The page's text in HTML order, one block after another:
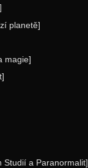
planetě]
magie]
a Paranormalit]